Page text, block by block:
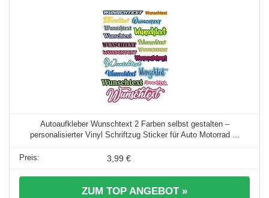
Autoaufkleber Wunschtext 2 Farben selbst gestalten –
personalisierter Vinyl Schriftzug Sticker für Auto Motorrad ...
3,99 €
ZUM TOP ANGEBOT »